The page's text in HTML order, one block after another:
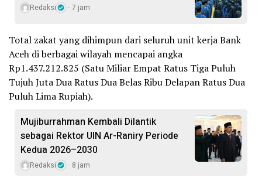
Redaksi 7 jam
Total zakat yang dihimpun dari seluruh unit kerja Bank
Aceh di berbagai wilayah mencapai angka
Rp1.437.212.825 (Satu Miliar Empat Ratus Tiga Puluh
Tujuh Juta Dua Ratus Dua Belas Ribu Delapan Ratus Dua
Puluh Lima Rupiah).
Mujiburrahman Kembali Dilantik
sebagai Rektor UIN Ar-Raniry Periode
Kedua 2026–2030
Redaksi 8 jam